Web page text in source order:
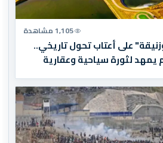
1,105 مشاهدة
على أعتاب تحول تاريخي..
يمهد لثورة سياحية وعقارية